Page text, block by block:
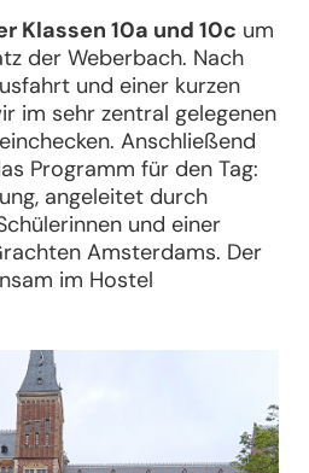
Klassen 10a und 10c um
der Weberbach. Nach
und einer kurzen
im sehr zentral gelegenen
Anschließend
Programm für den Tag:
angeleitet durch
und einer
Amsterdams. Der
im Hostel